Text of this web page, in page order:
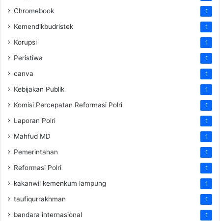
Chromebook 1
Kemendikbudristek 1
Korupsi 1
Peristiwa 1
canva 1
Kebijakan Publik 1
Komisi Percepatan Reformasi Polri 1
Laporan Polri 1
Mahfud MD 1
Pemerintahan 1
Reformasi Polri 1
kakanwil kemenkum lampung 1
taufiqurrakhman 1
bandara internasional 1